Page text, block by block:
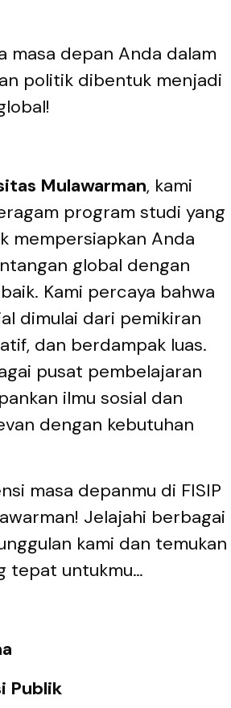
masa depan Anda dalam
politik dibentuk menjadi
Mulawarman, kami
program studi yang
mempersiapkan Anda
global dengan
Kami percaya bahwa
dimulai dari pemikiran
dan berdampak luas.
pusat pembelajaran
ilmu sosial dan
dengan kebutuhan
masa depanmu di FISIP
Jelajahi berbagai
kami dan temukan
tepat untukmu…
Publik